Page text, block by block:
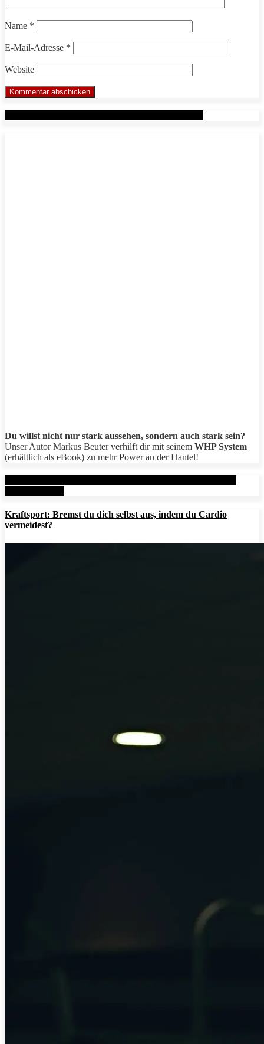
Name *
E-Mail-Adresse *
Website
Du willst nicht nur stark aussehen, sondern auch stark sein?
Unser Autor Markus Beuter verhilft dir mit seinem WHP System
(erhältlich als eBook) zu mehr Power an der Hantel!
Kraftsport: Bremst du dich selbst aus, indem du Cardio
vermeidest?